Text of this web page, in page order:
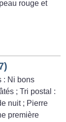
rouge et
: Ni bons
; Tri postal :
nuit ; Pierre
première